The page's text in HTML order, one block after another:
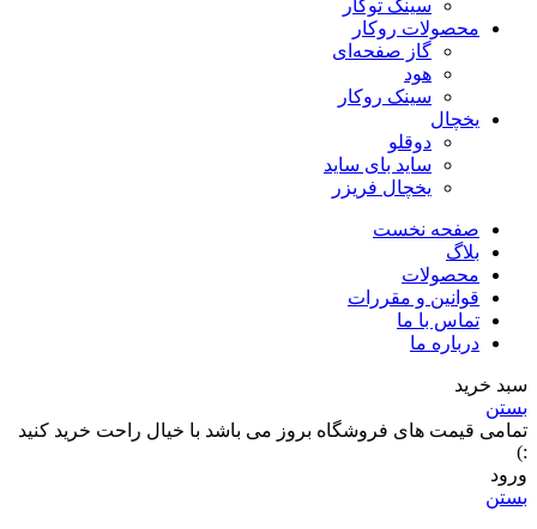
سینک توکار
محصولات روکار
گاز صفحه‌ای
هود
سینک روکار
یخچال
دوقلو
ساید بای ساید
یخچال فریزر
صفحه نخست
بلاگ
محصولات
قوانین و مقررات
تماس با ما
درباره ما
سبد خرید
بستن
تمامی قیمت های فروشگاه بروز می باشد با خیال راحت خرید کنید
:)
ورود
بستن